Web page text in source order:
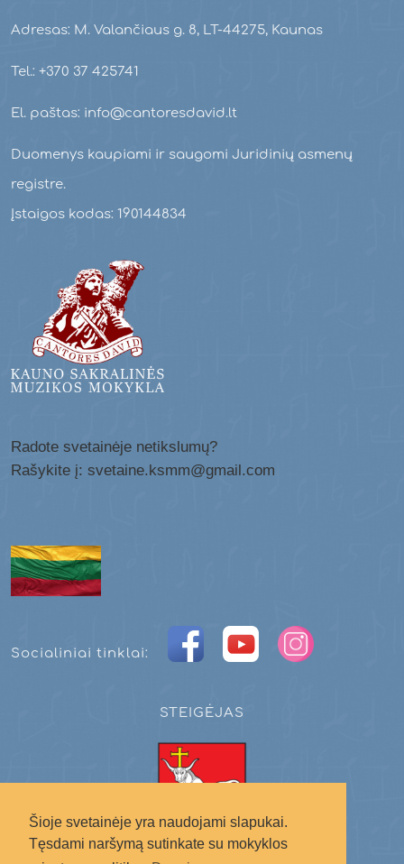
Šioje svetainėje yra naudojami slapukai.
Tęsdami naršymą sutinkate su mokyklos
Adresas: M. Valančiaus g. 8, LT-44275, Kaunas
Tel.: +370 37 425741
El. paštas: info@cantoresdavid.lt
Duomenys kaupiami ir saugomi Juridinių asmenų
registre.
Įstaigos kodas: 190144834
Radote svetainėje netikslumų?
Rašykite į: svetaine.ksmm@gmail.com
Socialiniai tinklai:
STEIGĖJAS